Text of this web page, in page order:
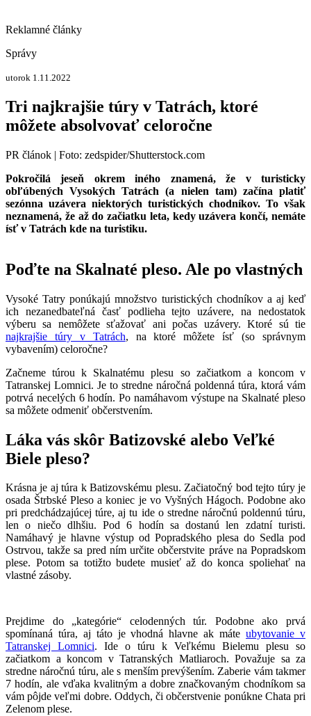
Reklamné články
Správy
utorok 1.11.2022
Tri najkrajšie túry v Tatrách, ktoré
môžete absolvovať celoročne
PR článok | Foto: zedspider/Shutterstock.com
Pokročilá jeseň okrem iného znamená, že v turisticky
obľúbených Vysokých Tatrách (a nielen tam) začína platiť
sezónna uzávera niektorých turistických chodníkov. To však
neznamená, že až do začiatku leta, kedy uzávera končí, nemáte
ísť v Tatrách kde na turistiku.
Poďte na Skalnaté pleso. Ale po vlastných
Vysoké Tatry ponúkajú množstvo turistických chodníkov a aj keď
ich nezanedbateľná časť podlieha tejto uzávere, na nedostatok
výberu sa nemôžete sťažovať ani počas uzávery. Ktoré sú tie
najkrajšie túry v Tatrách, na ktoré môžete ísť (so správnym
vybavením) celoročne?
Začneme túrou k Skalnatému plesu so začiatkom a koncom v
Tatranskej Lomnici. Je to stredne náročná poldenná túra, ktorá vám
potrvá necelých 6 hodín. Po namáhavom výstupe na Skalnaté pleso
sa môžete odmeniť občerstvením.
Láka vás skôr Batizovské alebo Veľké
Biele pleso?
Krásna je aj túra k Batizovskému plesu. Začiatočný bod tejto túry je
osada Štrbské Pleso a koniec je vo Vyšných Hágoch. Podobne ako
pri predchádzajúcej túre, aj tu ide o stredne náročnú poldennú túru,
len o niečo dlhšiu. Pod 6 hodín sa dostanú len zdatní turisti.
Namáhavý je hlavne výstup od Popradského plesa do Sedla pod
Ostrvou, takže sa pred ním určite občerstvite práve na Popradskom
plese. Potom sa totižto budete musieť až do konca spoliehať na
vlastné zásoby.
Prejdime do „kategórie“ celodenných túr. Podobne ako prvá
spomínaná túra, aj táto je vhodná hlavne ak máteubytovanie v
Tatranskej Lomnici. Ide o túru k Veľkému Bielemu plesu so
začiatkom a koncom v Tatranských Matliaroch. Považuje sa za
stredne náročnú túru, ale s menším prevýšením. Zaberie vám takmer
7 hodín, ale vďaka kvalitným a dobre značkovaným chodníkom sa
vám pôjde veľmi dobre. Oddych, či občerstvenie ponúkne Chata pri
Zelenom plese.